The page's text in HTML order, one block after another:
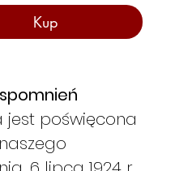
Kup
jest poświęcona